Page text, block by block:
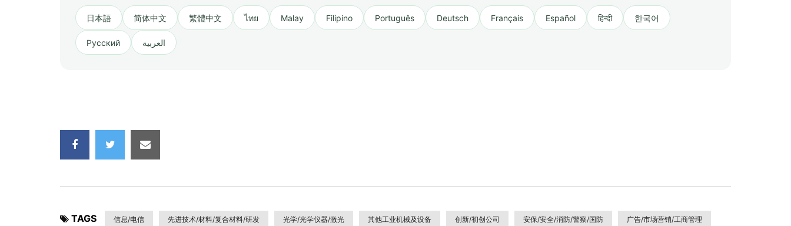
日本語 简体中文 繁體中文 ไทย Malay Filipino Português Deutsch Français Español हिन्दी 한국어
Русский العربية
TAGS 信息/电信 先进技术/材料/复合材料/研发 光学/光学仪器/激光 其他工业机械及设备 创新/初创公司 安保/安全/消防/警察/国防 广告/市场营销/工商管理